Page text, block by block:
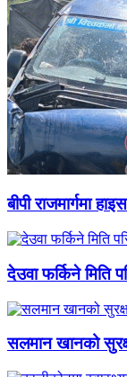
बीपी राजमार्गमा
देउवा फर्किने मिति
सलमान खानको